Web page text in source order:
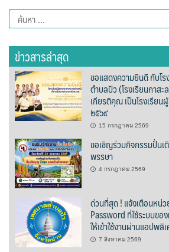
บ้านยลญภา
บ้านริมทุ่งรีสอร์ท
บ้านสวนศรีสุขโฮมสเตย์
บ้านฮิมนาปัว
บ้านไม้ปลายนา
ป.ปิ๊กโฮมสเตย์
ปรางค์ทองแมนชั่น
ปวินท์ศิลป์แกลอรี่แอนด์รีสอร์ท
ปัว พาโนราม่า รีสอร์ท
ค้นหา
สำหรับ:
ข่าวสารล่าสุด
ขอแสดงความยินดี กับโ
ตำบลปัว (โรงเรียนกาส
เกียรติคุณ เป็นโรงเรียน
๒๕๖๙
15 กรกฎาคม 2569
ขอเชิญร่วมกิจกรรมปั่นเ
พรรษา
4 กรกฎาคม 2569
ด่วนที่สุด ! แจ้งเตือนหน่ว
Password ที่ใช้ระบบขอ
ให้เข้าใช้งานผ่านแอปพลิ
7 สิงหาคม 2569